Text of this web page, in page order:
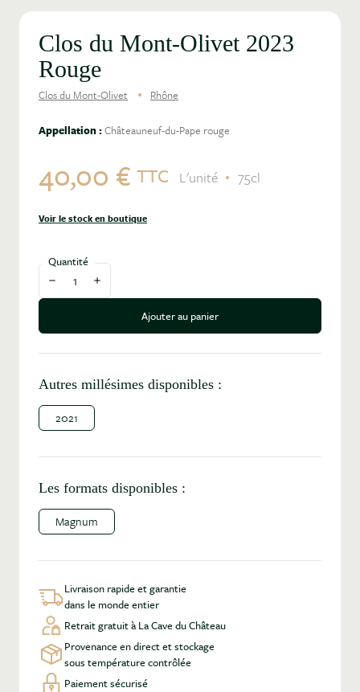
Clos du Mont-Olivet 2023
Rouge
Clos du Mont-Olivet Rhône
Appellation :Châteauneuf-du-Pape rouge
40,00 € TTC L'unité 75cl
Voir le stock en boutique
Quantité
Diminuer la quantité
Augmenter la quantité
Ajouter au panier
Autres millésimes disponibles :
2021
Les formats disponibles :
Magnum
Livraison rapide et garantie
dans le monde entier
Retrait gratuit à La Cave du Château
Provenance en direct et stockage
sous température contrôlée
Paiement sécurisé